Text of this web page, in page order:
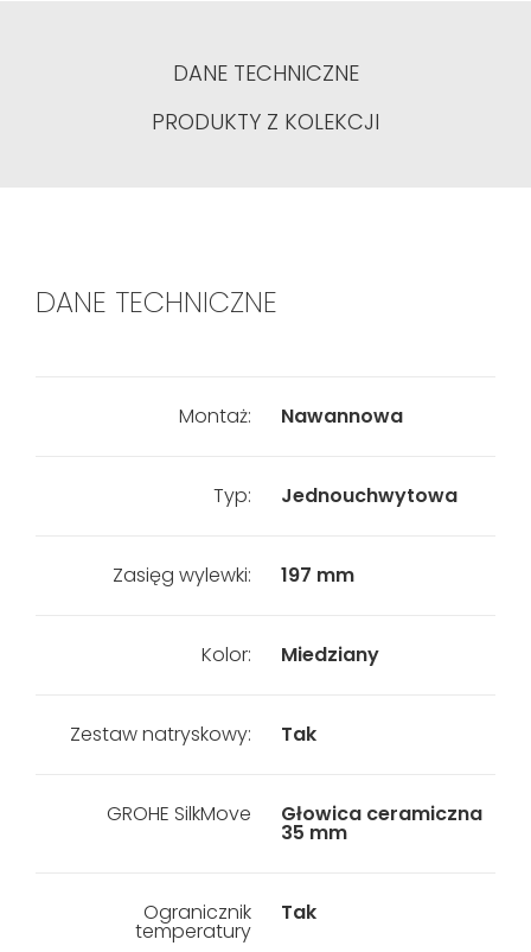
DANE TECHNICZNE
PRODUKTY Z KOLEKCJI
DANE TECHNICZNE
Montaż: Nawannowa
Typ: Jednouchwytowa
Zasięg wylewki: 197 mm
Kolor: Miedziany
Zestaw natryskowy: Tak
GROHE SilkMove Głowica ceramiczna
35 mm
Ogranicznik
temperatury
Tak